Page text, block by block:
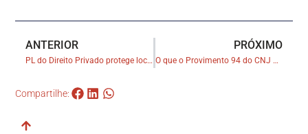
ANTERIOR
PL do Direito Privado protege locatário, mas pode prejudicar locador
PRÓXIMO
O que o Provimento 94 do CNJ muda nos registros de imóveis
Compartilhe: